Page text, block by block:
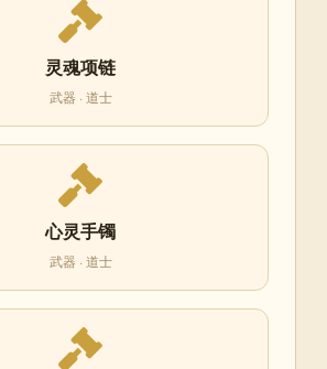
灵魂项链
武器 · 道士
心灵手镯
武器 · 道士